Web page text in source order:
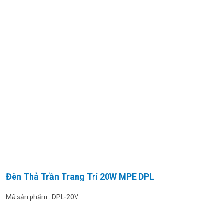
Đèn Thả Trần Trang Trí 20W MPE DPL
Mã sản phẩm : DPL-20V